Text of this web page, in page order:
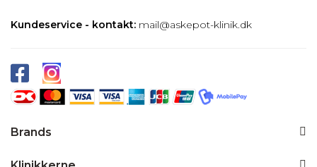
Kundeservice - kontakt: mail@askepot-klinik.dk
Brands